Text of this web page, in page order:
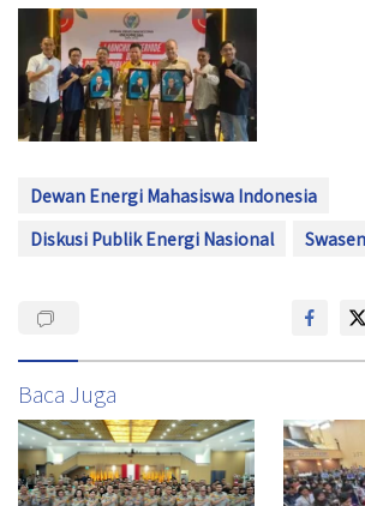
Dewan Energi Mahasiswa Indonesia
Diskusi Publik Energi Nasional
Baca Juga